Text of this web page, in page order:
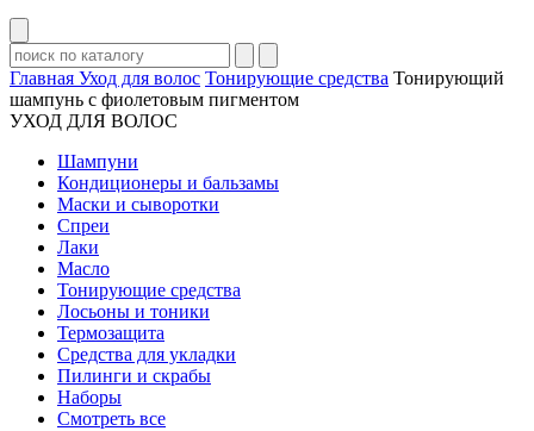
Главная Уход для волос Тонирующие средства Тонирующий
шампунь с фиолетовым пигментом
УХОД ДЛЯ ВОЛОС
Шампуни
Кондиционеры и бальзамы
Маски и сыворотки
Спреи
Лаки
Масло
Тонирующие средства
Лосьоны и тоники
Термозащита
Средства для укладки
Пилинги и скрабы
Наборы
Смотреть все